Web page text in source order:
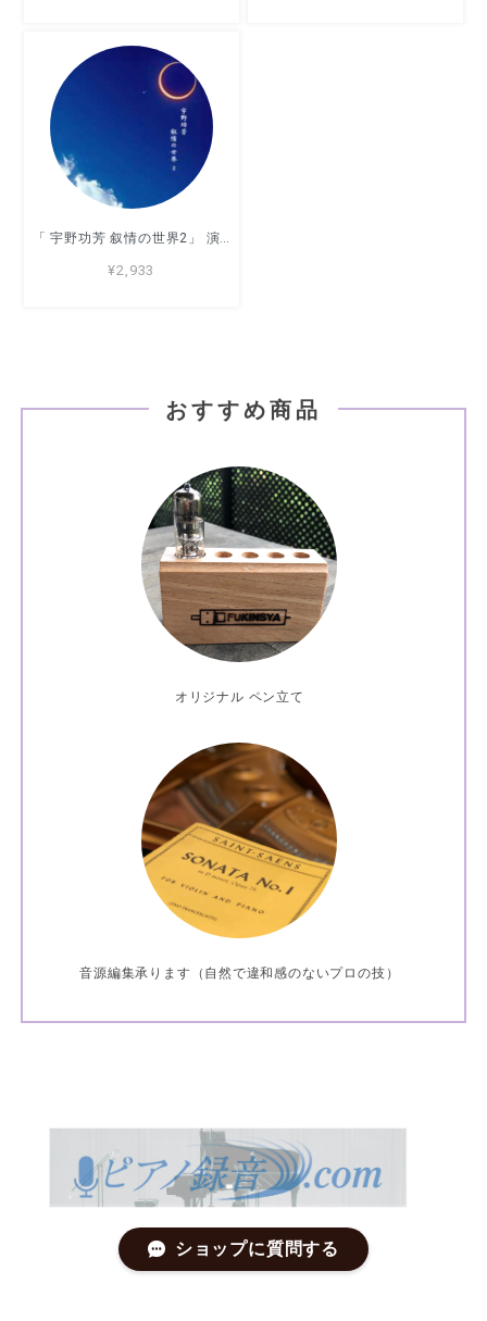
¥2,933
おすすめ商品
オリジナル ペン立て
音源編集承ります（自然で違和感のないプロの技）
ショップに質問する